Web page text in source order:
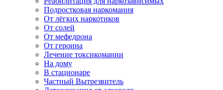
Подростковая наркомания
От лёгких наркотиков
От солей
От мефедрона
От героина
Лечение токсикомании
На дому
В стационаре
Частный Вытрезвитель